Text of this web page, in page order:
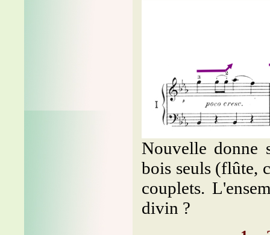
Nouvelle donne
bois seuls (flûte,
couplets.
divin ?